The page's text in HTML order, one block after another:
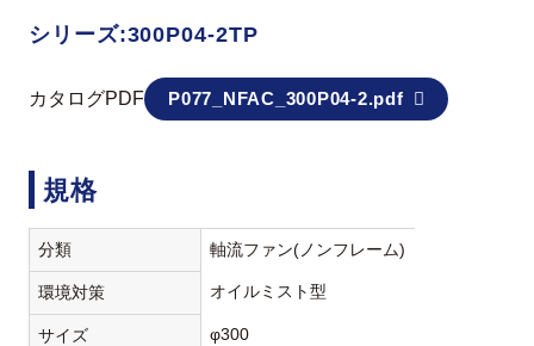
シリーズ:300P04-2TP
カタログPDF P077_NFAC_300P04-2.pdf
規格
分類 軸流ファン(ノンフレーム)
環境対策 オイルミスト型
サイズ φ300